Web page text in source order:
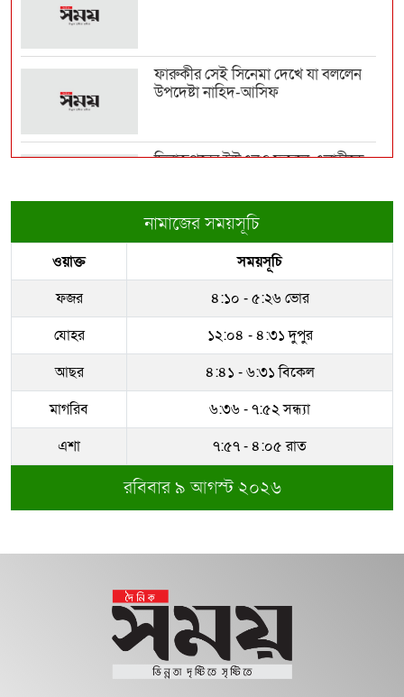
বলিউডে ডেঙ্গুর হানা, অসুস্থ অভিনেত্রীরা
প্রতারণায় ফাঁসতে প...
কুলাউড়া সীমান্তে বিএসএফের গুলিতে
বাংলাদেশি যুবক নি...
বাবাকে শেষ বিদায় জানাতে রোজারিওতে
ফারুকীর সেই সিনেমা দেখে যা বললেন
উপদেষ্টা নাহিদ-আসিফ
দিনাজপুরের ইউএনও ফজলে এলাহীকে
রাজউকের ইমারত পরিদর্শক বাপ্পিকে
জোন-৮ এ বদলী
ধরাকে সরা জ্ঞান করেন উমেদার রানা
সম্পদের পাহাড় গড়েছেন নকল নবিশ
আতাউর রহমান
অবশেষে বরখাস্ত রাজউকের শফিউল্লাহ
১৮ জুলাই সব মোবাইল গ্রাহকরা পাবেন
১ জিবি ফ্রি ইন্টারনেট
শেরে বাংলা বালিকা মহাবিদ্যালয়ে ‘নিয়ম
নামাজের সময়সূচি
ওয়াক্ত
সময়সূচি
ফজর
৪:১০ - ৫:২৬ ভোর
যোহর
১২:০৪ - ৪:৩১ দুপুর
আছর
৪:৪১ - ৬:৩১ বিকেল
মাগরিব
৬:৩৬ - ৭:৫২ সন্ধ্যা
এশা
৭:৫৭ - ৪:০৫ রাত
রবিবার ৯ আগস্ট ২০২৬